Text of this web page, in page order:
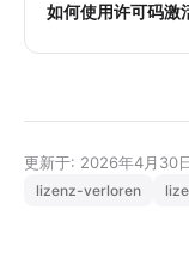
如何使用许可码
更新于: 2026年4月30
lizenz-verloren